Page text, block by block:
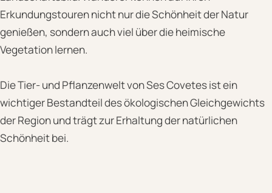
Erkundungstouren nicht nur die Schönheit der Natur
genießen, sondern auch viel über die heimische
Vegetation lernen.
Die Tier- und Pflanzenwelt von Ses Covetes ist ein
wichtiger Bestandteil des ökologischen Gleichgewichts
der Region und trägt zur Erhaltung der natürlichen
Schönheit bei.